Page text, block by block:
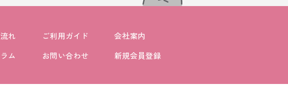
れ ご利用ガイド
会社案内
ム お問い合わせ 新規会員登録